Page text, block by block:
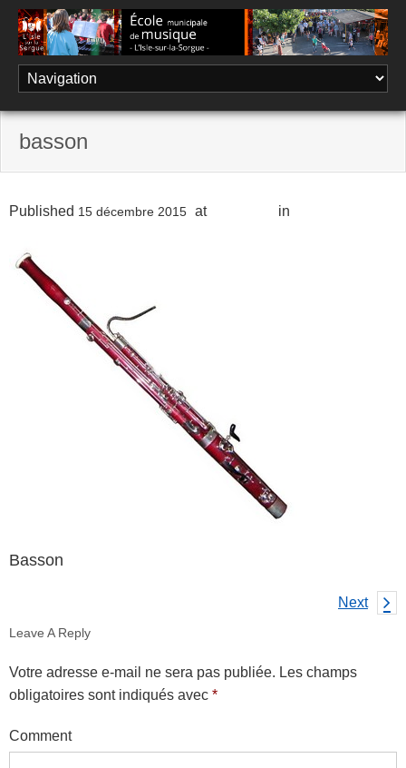
Skip
content
basson
Published 15 décembre 2015 at in
Basson
Next
Leave A Reply
Votre adresse e-mail ne sera pas publiée. Les champs
obligatoires sont indiqués avec *
Comment